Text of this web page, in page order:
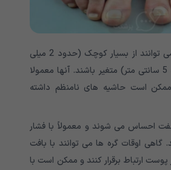
گره های روماتوئید می توانند از بسیار کوچک (حدود 2 میلی
متر) تا بزرگتر (حدود 5 سانتی متر) متغیر باشند. آنها معمولا
ممکن است حاشیه های نامنظم داشته
احساس می شوند و معمولاً با فشار
اوقات گره ها می توانند با بافت
پوست ارتباط برقرار کنند و ممکن است با